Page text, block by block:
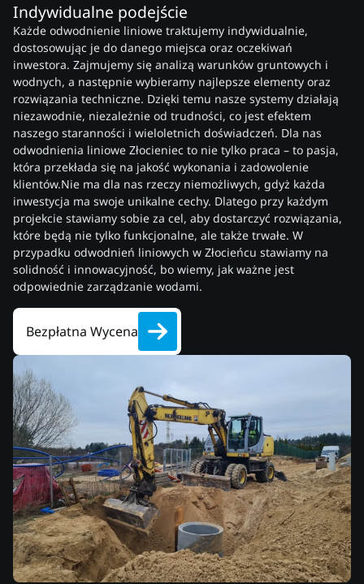
Indywidualne podejście
Każde odwodnienie liniowe traktujemy indywidualnie,
dostosowując je do danego miejsca oraz oczekiwań
inwestora. Zajmujemy się analizą warunków gruntowych i
wodnych, a następnie wybieramy najlepsze elementy oraz
rozwiązania techniczne. Dzięki temu nasze systemy działają
niezawodnie, niezależnie od trudności, co jest efektem
naszego staranności i wieloletnich doświadczeń. Dla nas
odwodnienia liniowe Złocieniec to nie tylko praca – to pasja,
która przekłada się na jakość wykonania i zadowolenie
klientów.Nie ma dla nas rzeczy niemożliwych, gdyż każda
inwestycja ma swoje unikalne cechy. Dlatego przy każdym
projekcie stawiamy sobie za cel, aby dostarczyć rozwiązania,
które będą nie tylko funkcjonalne, ale także trwałe. W
przypadku odwodnień liniowych w Złocieńcu stawiamy na
solidność i innowacyjność, bo wiemy, jak ważne jest
odpowiednie zarządzanie wodami.
Bezpłatna Wycena